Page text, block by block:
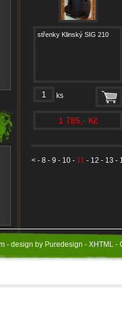
střenky Klinský SIG 210
ks
1 785,- Kč
< - 8 - 9 - 10 - 11 - 12 - 13 -
- design by Puredesign - XHTML -